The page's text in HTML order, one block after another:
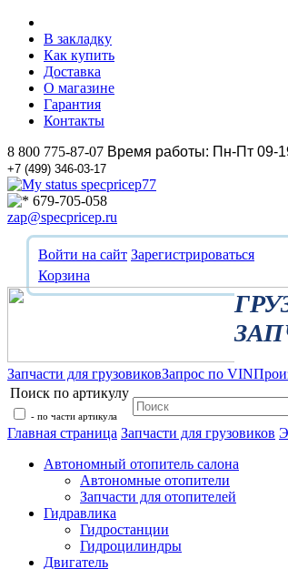
В закладку
Как купить
Доставка
О магазине
Гарантия
Контакты
8 800 775-87-07 Время работы: Пн-Пт 09-
+7 (499) 346-03-17
specpricep77
679-705-058
zap@specpricep.ru
Войти на сайт Зарегистрироваться
Корзина
Запчасти для грузовиковЗапрос по VIN
Поиск по артикулу
- по части артикула
Главная страница Запчасти для грузовиков
Автономный отопитель салона
Автономные отопители
Запчасти для отопителей
Гидравлика
Гидростанции
Гидроцилиндры
Двигатель